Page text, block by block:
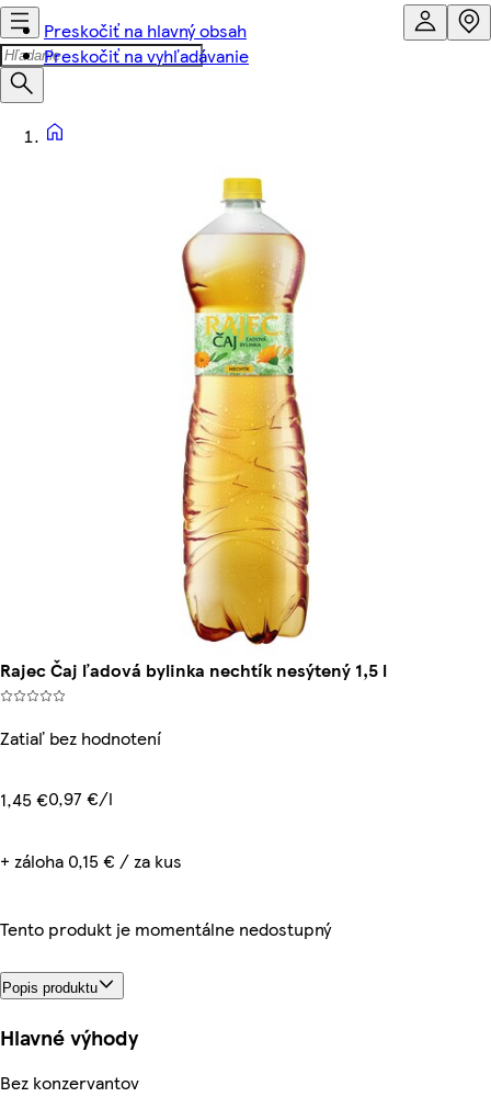
Preskočiť na hlavný obsah
Preskočiť na vyhľadávanie
Rajec Čaj ľadová bylinka nechtík nesýtený 1,5 l
Zatiaľ bez hodnotení
1,45 €0,97 €/l
+ záloha 0,15 € / za kus
Tento produkt je momentálne nedostupný
Popis produktu
Hlavné výhody
Bez konzervantov